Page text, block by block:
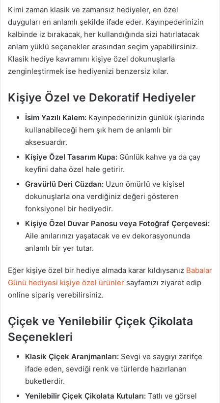
Kimi zaman klasik ve zamansız hediyeler, en özel
duyguları en anlamlı şekilde ifade eder. Kayınpederinizin
kalbinde iz bırakacak, her kullandığında sizi hatırlatacak
anlam yüklü seçenekler arasından seçim yapabilirsiniz.
Klasik hediye kavramını kişiye özel dokunuşlarla
zenginleştirmek ise hediyenizi benzersiz kılar.
Kişiye Özel ve Dekoratif Hediyeler
İsim Yazılı Kalem: Kayınpederinizin günlük işlerinde
kullanabileceği hem şık hem de anlamlı bir
aksesuardır.
Kişiye Özel Tasarım Kupa: Günlük kahve ya da çay
keyfini daha özel hale getirir.
Gravürlü Deri Cüzdan: Uzun ömürlü ve kişisel
dokunuşlarla ona verdiğiniz değeri gösteren
fonksiyonel bir hediyedir.
Kişiye Özel Duvar Panosu veya Fotoğraf Çerçevesi:
Aile anılarınızı yaşatacak ve ev dekorasyonunda
anlamlı bir yer tutar.
Eğer kişiye özel bir hediye almada karar kıldıysanız Babalar
Günü hediyesi kişiye özel ürünler sayfamızı ziyaret edip
online sipariş verebilirsiniz.
Çiçek ve Yenilebilir Çiçek Çikolata
Seçenekleri
Klasik Çiçek Aranjmanları: Sevgi ve saygıyı zarifçe
ifade eden, sevdiği renk ve türlerde hazırlanan
buketlerdir.
Yenilebilir Çiçek Çikolata Kutuları: Tatlı ve görsel